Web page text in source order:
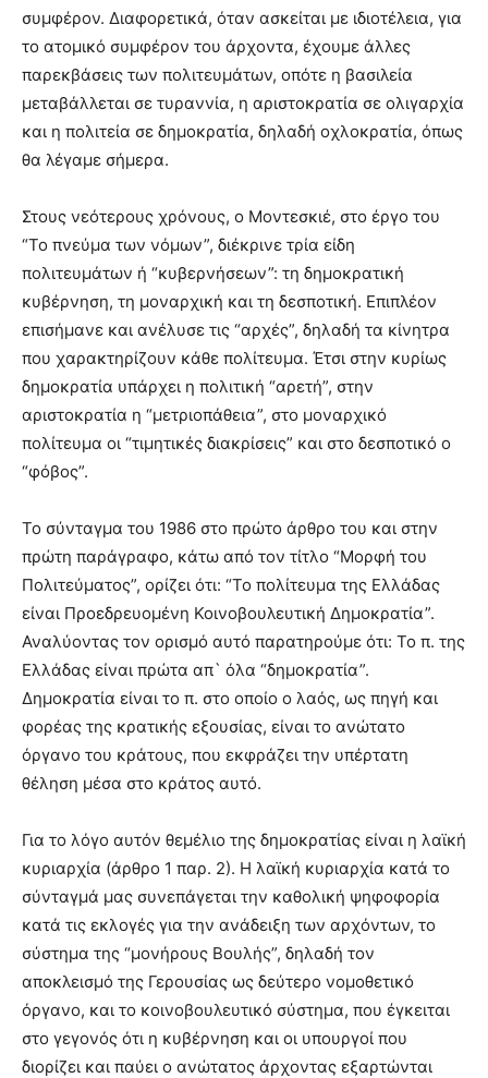
συμφέρον. Διαφορετικά, όταν ασκείται με ιδιοτέλεια, για
το ατομικό συμφέρον του άρχοντα, έχουμε άλλες
παρεκβάσεις των πολιτευμάτων, οπότε η βασιλεία
μεταβάλλεται σε τυραννία, η αριστοκρατία σε ολιγαρχία
και η πολιτεία σε δημοκρατία, δηλαδή οχλοκρατία, όπως
θα λέγαμε σήμερα.
Στους νεότερους χρόνους, ο Μοντεσκιέ, στο έργο του
“Το πνεύμα των νόμων”, διέκρινε τρία είδη
πολιτευμάτων ή “κυβερνήσεων”: τη δημοκρατική
κυβέρνηση, τη μοναρχική και τη δεσποτική. Επιπλέον
επισήμανε και ανέλυσε τις “αρχές”, δηλαδή τα κίνητρα
που χαρακτηρίζουν κάθε πολίτευμα. Έτσι στην κυρίως
δημοκρατία υπάρχει η πολιτική “αρετή”, στην
αριστοκρατία η “μετριοπάθεια”, στο μοναρχικό
πολίτευμα οι “τιμητικές διακρίσεις” και στο δεσποτικό ο
“φόβος”.
Το σύνταγμα του 1986 στο πρώτο άρθρο του και στην
πρώτη παράγραφο, κάτω από τον τίτλο “Μορφή του
Πολιτεύματος”, ορίζει ότι: “Το πολίτευμα της Ελλάδας
είναι Προεδρευομένη Κοινοβουλευτική Δημοκρατία”.
Αναλύοντας τον ορισμό αυτό παρατηρούμε ότι: Το π. της
Ελλάδας είναι πρώτα απ` όλα “δημοκρατία”.
Δημοκρατία είναι το π. στο οποίο ο λαός, ως πηγή και
φορέας της κρατικής εξουσίας, είναι το ανώτατο
όργανο του κράτους, που εκφράζει την υπέρτατη
θέληση μέσα στο κράτος αυτό.
Για το λόγο αυτόν θεμέλιο της δημοκρατίας είναι η λαϊκή
κυριαρχία (άρθρο 1 παρ. 2). Η λαϊκή κυριαρχία κατά το
σύνταγμά μας συνεπάγεται την καθολική ψηφοφορία
κατά τις εκλογές για την ανάδειξη των αρχόντων, το
σύστημα της “μονήρους Βουλής”, δηλαδή τον
αποκλεισμό της Γερουσίας ως δεύτερο νομοθετικό
όργανο, και το κοινοβουλευτικό σύστημα, που έγκειται
στο γεγονός ότι η κυβέρνηση και οι υπουργοί που
διορίζει και παύει ο ανώτατος άρχοντας εξαρτώνται